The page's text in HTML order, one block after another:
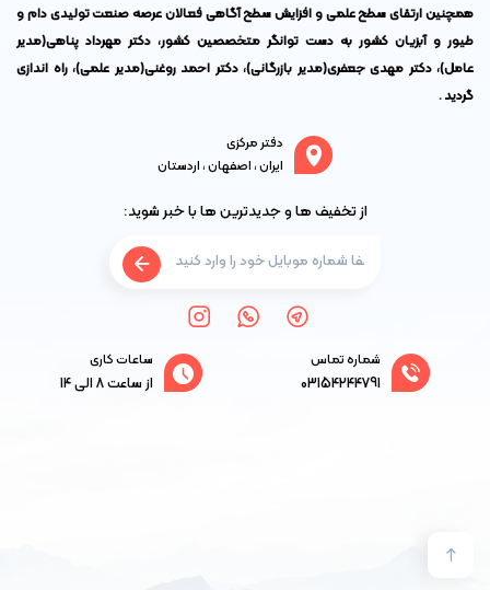
همچنین ارتقای سطح علمی و افزایش سطح آگاهی فعالان عرصه صنعت تولیدی دام و
طیور و آبزیان کشور به دست توانگر متخصصین کشور، دکتر مهرداد پناهی(مدیر
عامل)،دکتر مهدی جعفری(مدیر بازرگانی)،دکتر احمد روغنی(مدیر علمی)، راه اندازی
گردید .
شماره تماس
03154244791
ساعات کاری
از ساعت 8 الی 14
دفتر مرکزی
ایران ، اصفهان ، اردستان
از تخفیف ها و جدیدترین ها با خبر شوید: